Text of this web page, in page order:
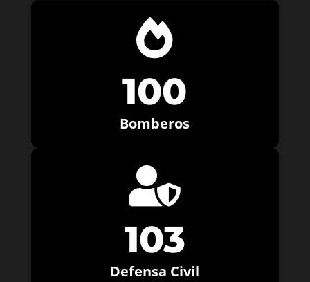

100
Bomberos

103
Defensa Civil